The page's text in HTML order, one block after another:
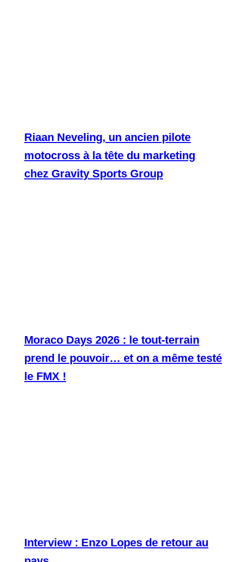
Riaan Neveling, un ancien pilote
motocross à la tête du marketing
chez Gravity Sports Group
Moraco Days 2026 : le tout-terrain
prend le pouvoir… et on a même testé
le FMX !
Interview : Enzo Lopes de retour au